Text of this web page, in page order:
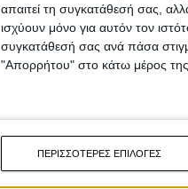
απαιτεί τη συγκατάθεσή σας,
ισχύουν μόνο για αυτόν τον
συγκατάθεσή σας ανά πάσα
"Απορρήτου" στο κάτω μέρος της
ΠΕΡΙΣΣΟΤΕΡΕΣ ΕΠΙΛΟΓΕΣ